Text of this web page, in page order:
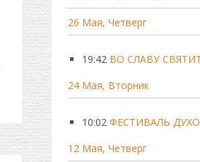
26 Мая, Четверг
19:42 ВО СЛАВУ
24 Мая, Вторник
10:02 ФЕСТИВАЛЬ
12 Мая, Четверг